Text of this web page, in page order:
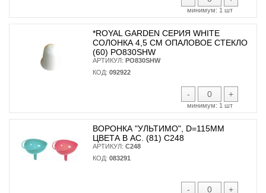
минимум: 1 шт
*ROYAL GARDEN СЕРИЯ WHITE
СОЛОНКА 4,5 СМ ОПАЛОВОЕ СТЕКЛО
(60) PO830SHW
АРТИКУЛ: PO830SHW
КОД: 092922
- +
минимум: 1 шт
ВОРОНКА "УЛЬТИМО", D=115ММ
ЦВЕТА В АС. (81) С248
АРТИКУЛ: С248
КОД: 083291
- +